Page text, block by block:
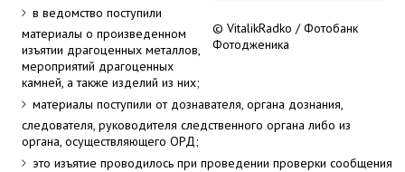
© VitalikRadko / Фотобанк
Фотодженика
в ведомство поступили
материалы о произведенном
изъятии драгоценных металлов,
мероприятий драгоценных
камней, а также изделий из них;
материалы поступили от дознавателя, органа дознания,
следователя, руководителя следственного органа либо из
органа, осуществляющего ОРД;
это изъятие проводилось при проведении проверки сообщения